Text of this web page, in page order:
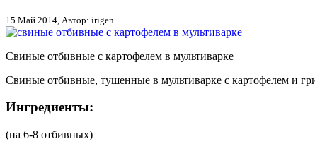
15 Май 2014, Автор: irigen
Свиные отбивные с картофелем в мультиварке
Свиные отбивные, тушенные в мультиварке с картофелем и
Ингредиенты:
(на 6-8 отбивных)